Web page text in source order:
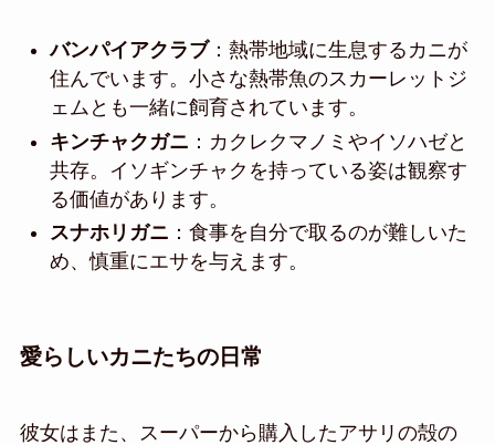
バンパイアクラブ：熱帯地域に生息するカニが
住んでいます。小さな熱帯魚のスカーレットジ
ェムとも一緒に飼育されています。
キンチャクガニ ：カクレクマノミやイソハゼと
共存。イソギンチャクを持っている姿は観察す
る価値があります。
スナホリガニ ：食事を自分で取るのが難しいた
め、慎重にエサを与えます。
愛らしいカニたちの日常
彼女はまた、スーパーから購入したアサリの殻の